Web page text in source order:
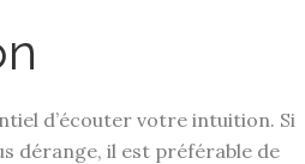
d’écouter votre intuition. Si
dérange, il est préférable de